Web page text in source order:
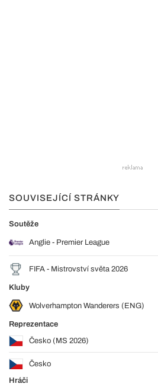
SOUVISEJÍCÍ STRÁNKY
Soutěže
Anglie - Premier League
FIFA - Mistrovství světa 2026
Kluby
Wolverhampton Wanderers (ENG)
Reprezentace
Česko (MS 2026)
Česko
Hráči